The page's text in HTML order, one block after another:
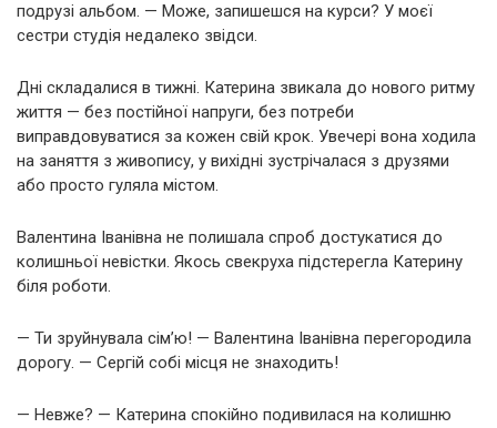
подрузі альбом. — Може, запишешся на курси? У моєї
сестри студія недалеко звідси.
Дні складалися в тижні. Катерина звикала до нового ритму
життя — без постійної напруги, без потреби
виправдовуватися за кожен свій крок. Увечері вона ходила
на заняття з живопису, у вихідні зустрічалася з друзями
або просто гуляла містом.
Валентина Іванівна не полишала спроб достукатися до
колишньої невістки. Якось свекруха підстерегла Катерину
біля роботи.
— Ти зруйнувала сім’ю! — Валентина Іванівна перегородила
дорогу. — Сергій собі місця не знаходить!
— Невже? — Катерина спокійно подивилася на колишню